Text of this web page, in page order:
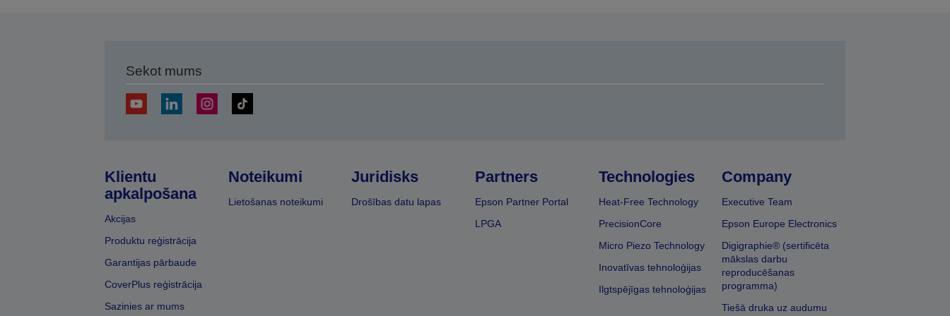
Sekot mums
Klientu
apkalpošana
Akcijas
Produktu reģistrācija
Garantijas pārbaude
CoverPlus reģistrācija
Sazinies ar mums
Noteikumi
Lietošanas noteikumi
Juridisks
Drošības datu lapas
Partners
Epson Partner Portal
LPGA
Technologies
Heat-Free Technology
PrecisionCore
Micro Piezo Technology
Inovatīvas tehnoloģijas
Ilgtspējīgas tehnoloģijas
Company
Executive Team
Epson Europe Electronics
Digigraphie® (sertificēta
mākslas darbu
reproducēšanas
programma)
Tiešā druka uz audumu